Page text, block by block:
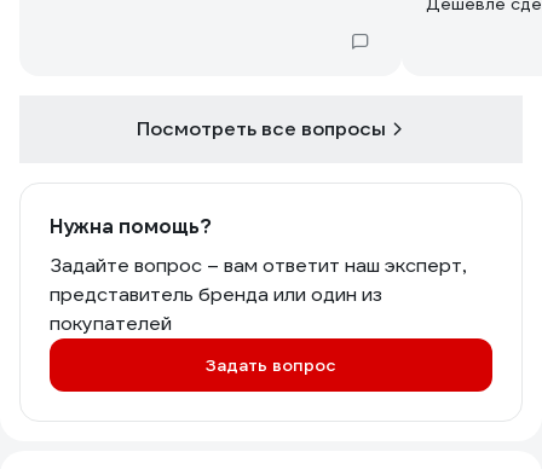
Посмотреть все вопросы
Нужна помощь?
Задайте вопрос – вам ответит наш эксперт,
представитель бренда или один из
покупателей
Задать вопрос